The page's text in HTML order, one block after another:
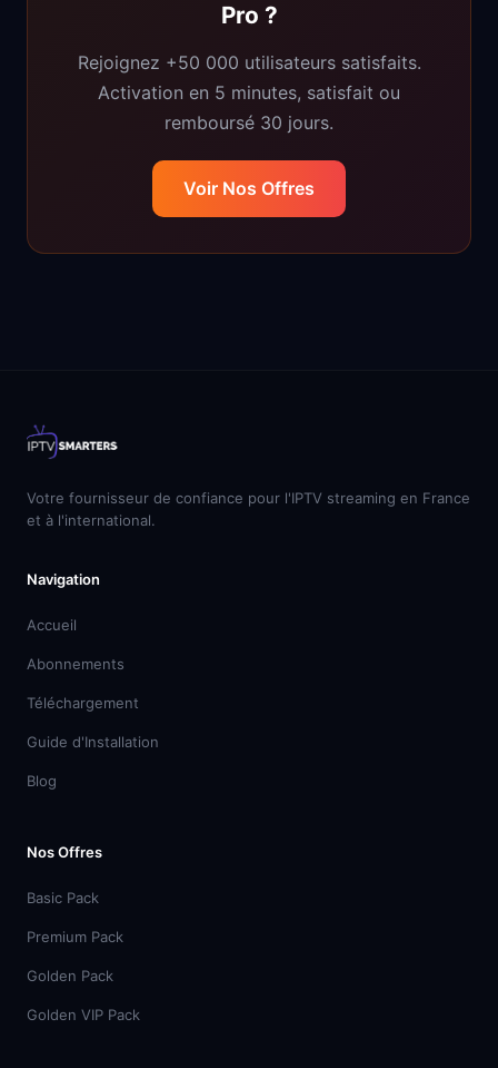
Pro ?
Rejoignez +50 000 utilisateurs satisfaits.
Activation en 5 minutes, satisfait ou
remboursé 30 jours.
Voir Nos Offres
Votre fournisseur de confiance pour l'IPTV streaming en France
et à l'international.
Navigation
Accueil
Abonnements
Téléchargement
Guide d'Installation
Blog
Nos Offres
Basic Pack
Premium Pack
Golden Pack
Golden VIP Pack